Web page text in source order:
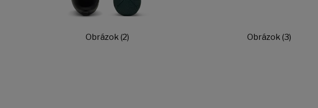
Obrázok (2) Obrázok (3)